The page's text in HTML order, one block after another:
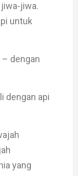
jiwa.
untuk
dengan
dengan api
yang